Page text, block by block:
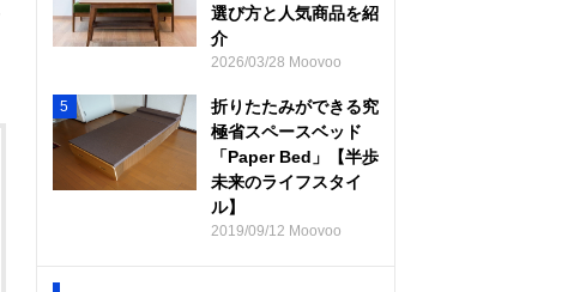
選び方と人気商品を紹
介
2026/03/28 Moovoo
5
折りたたみができる究
極省スペースベッド
「Paper Bed」【半歩
未来のライフスタイ
ル】
2019/09/12 Moovoo